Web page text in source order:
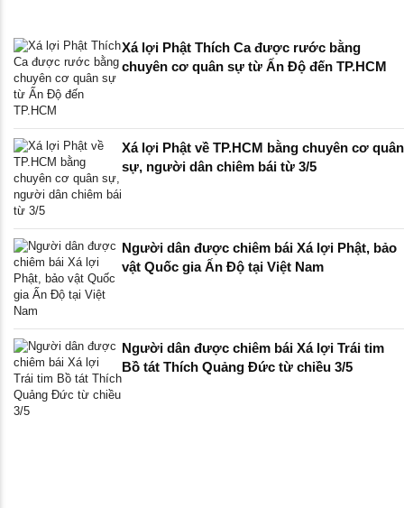
Xá lợi Phật Thích Ca được rước bằng
chuyên cơ quân sự từ Ấn Độ đến TP.HCM
Xá lợi Phật về TP.HCM bằng chuyên cơ quân
sự, người dân chiêm bái từ 3/5
Người dân được chiêm bái Xá lợi Phật, bảo
vật Quốc gia Ấn Độ tại Việt Nam
Người dân được chiêm bái Xá lợi Trái tim
Bồ tát Thích Quảng Đức từ chiều 3/5